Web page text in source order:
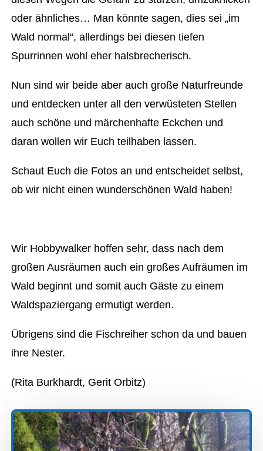
oder ähnliches… Man könnte sagen, dies sei „im
Wald normal“, allerdings bei diesen tiefen
Spurrinnen wohl eher halsbrecherisch.
Nun sind wir beide aber auch große Naturfreunde
und entdecken unter all den verwüsteten Stellen
auch schöne und märchenhafte Eckchen und
daran wollen wir Euch teilhaben lassen.
Schaut Euch die Fotos an und entscheidet selbst,
ob wir nicht einen wunderschönen Wald haben!
Wir Hobbywalker hoffen sehr, dass nach dem
großen Ausräumen auch ein großes Aufräumen im
Wald beginnt und somit auch Gäste zu einem
Waldspaziergang ermutigt werden.
Übrigens sind die Fischreiher schon da und bauen
ihre Nester.
(Rita Burkhardt, Gerit Orbitz)